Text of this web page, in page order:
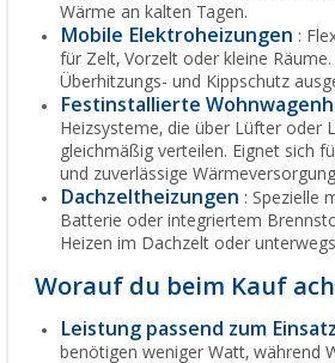
Wärme an kalten Tagen.
Mobile Elektroheizungen :
für Zelt, Vorzelt oder kleine
Überhitzungs- und Kippschutz
Festinstallierte
Heizsysteme, die über Lüfter oder
gleichmäßig verteilen. Eignet sich
und zuverlässige
Dachzeltheizungen : Spezielle
Batterie oder integriertem
Heizen im Dachzelt oder
Worauf du beim Kauf
Leistung passend zum
benötigen weniger Watt, während